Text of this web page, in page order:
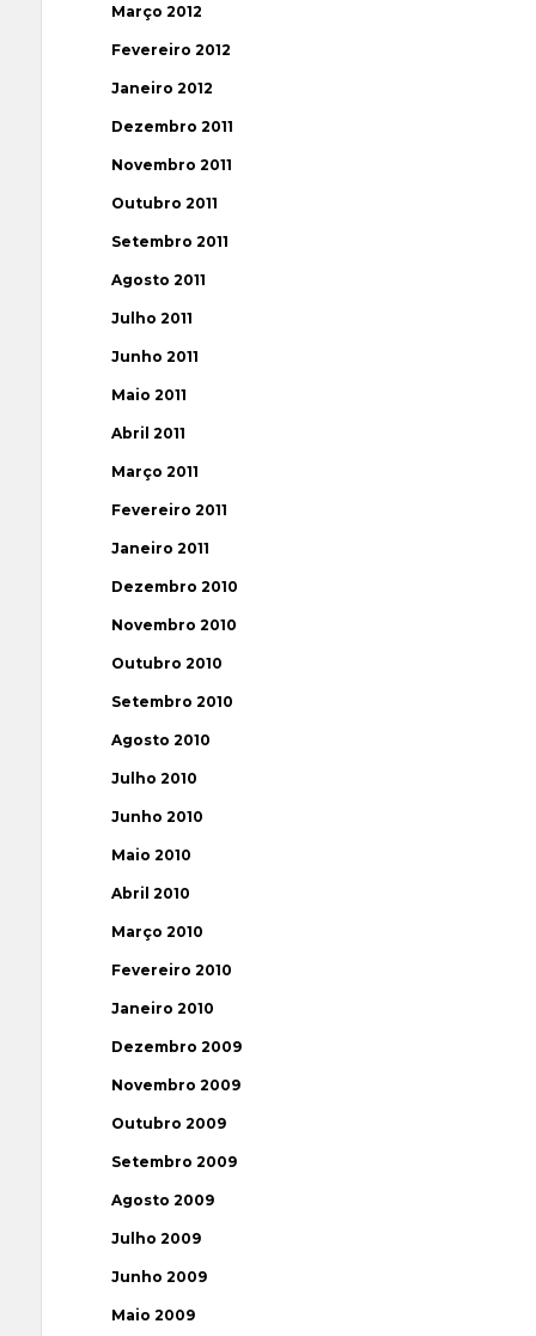
Março 2012
Fevereiro 2012
Janeiro 2012
Dezembro 2011
Novembro 2011
Outubro 2011
Setembro 2011
Agosto 2011
Julho 2011
Junho 2011
Maio 2011
Abril 2011
Março 2011
Fevereiro 2011
Janeiro 2011
Dezembro 2010
Novembro 2010
Outubro 2010
Setembro 2010
Agosto 2010
Julho 2010
Junho 2010
Maio 2010
Abril 2010
Março 2010
Fevereiro 2010
Janeiro 2010
Dezembro 2009
Novembro 2009
Outubro 2009
Setembro 2009
Agosto 2009
Julho 2009
Junho 2009
Maio 2009